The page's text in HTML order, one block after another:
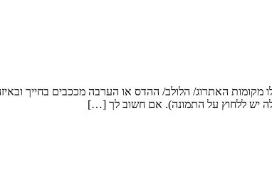
מקומות האתרוג/ הלולב/ ההדס או הערבה מככבים בחייך
יש ללחוץ על התמונה). אם חשוב לך […]